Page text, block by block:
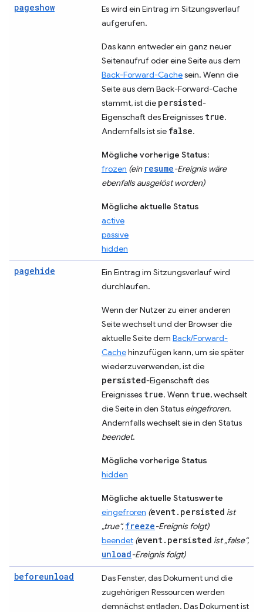
pageshow
Es wird ein Eintrag im Sitzungsverlauf
aufgerufen.
Das kann entweder ein ganz neuer
Seitenaufruf oder eine Seite aus dem
Back-Forward-Cachesein. Wenn die
Seite aus dem Back-Forward-Cache
stammt, ist die persisted-
Eigenschaft des Ereignisses true.
Andernfalls ist sie false.
Mögliche vorherige Status:
frozen (ein resume-Ereignis wäre
ebenfalls ausgelöst worden)
Mögliche aktuelle Status
active
passive
hidden
pagehide
Ein Eintrag im Sitzungsverlauf wird
durchlaufen.
Wenn der Nutzer zu einer anderen
Seite wechselt und der Browser die
aktuelle Seite dem Back/Forward-
Cachehinzufügen kann, um sie später
wiederzuverwenden, ist die
persisted-Eigenschaft des
Ereignisses true. Wenn true, wechselt
die Seite in den Status eingefroren.
Andernfalls wechselt sie in den Status
beendet.
Mögliche vorherige Status
hidden
Mögliche aktuelle Statuswerte
eingefroren (event.persisted ist
„true“, freeze-Ereignis folgt)
beendet (event.persisted ist „false“,
unload-Ereignis folgt)
beforeunload
Das Fenster, das Dokument und die
zugehörigen Ressourcen werden
demnächst entladen. Das Dokument ist